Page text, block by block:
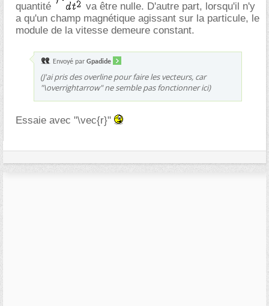
quantité
va être nulle. D'autre part, lorsqu'il n'y
a qu'un champ magnétique agissant sur la particule, le
module de la vitesse demeure constant.
Envoyé par Gpadide
(J'ai pris des overline pour faire les vecteurs, car
"\overrightarrow" ne semble pas fonctionner ici)
Essaie avec "\vec{r}"